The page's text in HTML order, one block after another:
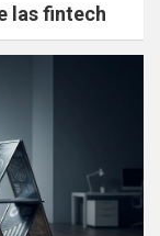
las fintech